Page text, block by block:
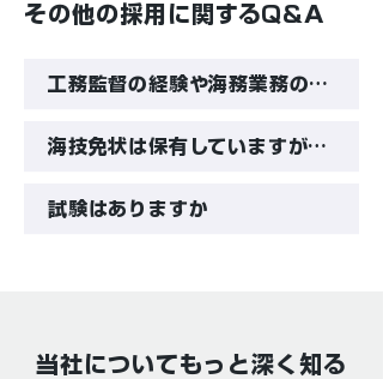
その他の採用に関するQ&A
工務監督の経験や海務業務の経験がありませんが、応募可能でしょうか
海技免状は保有していますが、乗船経験（船での就業経験）がありません。応募可能でしょうか
試験はありますか
当社についてもっと深く知る